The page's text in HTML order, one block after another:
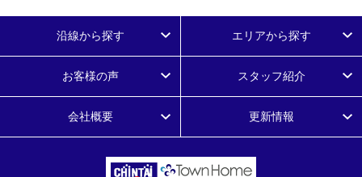
沿線から探す エリアから探す
お客様の声 スタッフ紹介
会社概要 更新情報